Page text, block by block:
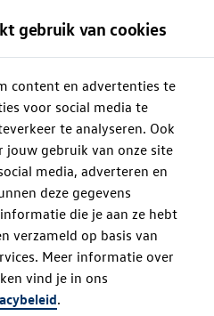
gebruik van cookies
content en advertenties te
voor social media te
te analyseren. Ook
gebruik van onze site
media, adverteren en
deze gegevens
die je aan ze hebt
verzameld op basis van
Meer informatie over
vind je in ons
.